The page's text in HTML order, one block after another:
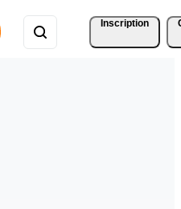
Inscription